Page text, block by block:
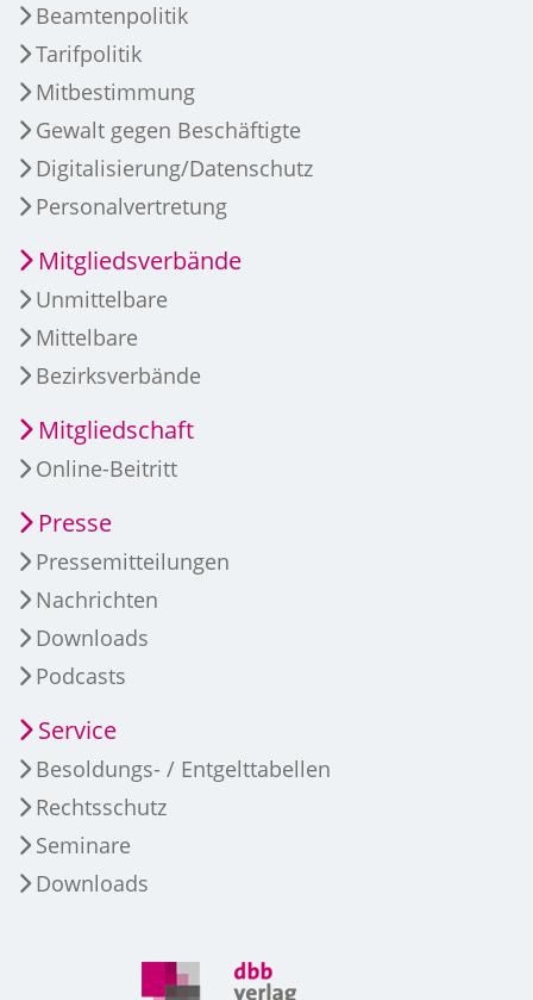
Beamtenpolitik
Tarifpolitik
Mitbestimmung
Gewalt gegen Beschäftigte
Digitalisierung/Datenschutz
Personalvertretung
Mitgliedsverbände
Unmittelbare
Mittelbare
Bezirksverbände
Mitgliedschaft
Online-Beitritt
Presse
Pressemitteilungen
Nachrichten
Downloads
Podcasts
Service
Besoldungs- / Entgelttabellen
Rechtsschutz
Seminare
Downloads